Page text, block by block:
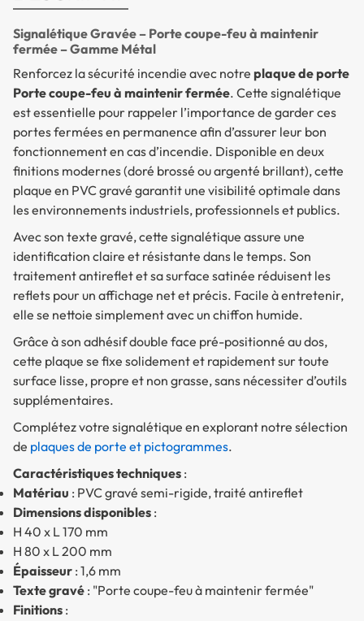
Signalétique Gravée – Porte coupe-feu à maintenir
fermée – Gamme Métal
Renforcez la sécurité incendie avec notre plaque de porte
Porte coupe-feu à maintenir fermée. Cette signalétique
est essentielle pour rappeler l’importance de garder ces
portes fermées en permanence afin d’assurer leur bon
fonctionnement en cas d’incendie. Disponible en deux
finitions modernes (doré brossé ou argenté brillant), cette
plaque en PVC gravé garantit une visibilité optimale dans
les environnements industriels, professionnels et publics.
Avec son texte gravé, cette signalétique assure une
identification claire et résistante dans le temps. Son
traitement antireflet et sa surface satinée réduisent les
reflets pour un affichage net et précis. Facile à entretenir,
elle se nettoie simplement avec un chiffon humide.
Grâce à son adhésif double face pré-positionné au dos,
cette plaque se fixe solidement et rapidement sur toute
surface lisse, propre et non grasse, sans nécessiter d’outils
supplémentaires.
Complétez votre signalétique en explorant notre sélection
de plaques de porte et pictogrammes.
Caractéristiques techniques :
Matériau : PVC gravé semi-rigide, traité antireflet
Dimensions disponibles :
H 40 x L 170 mm
H 80 x L 200 mm
Épaisseur : 1,6 mm
Texte gravé : "Porte coupe-feu à maintenir fermée"
Finitions :